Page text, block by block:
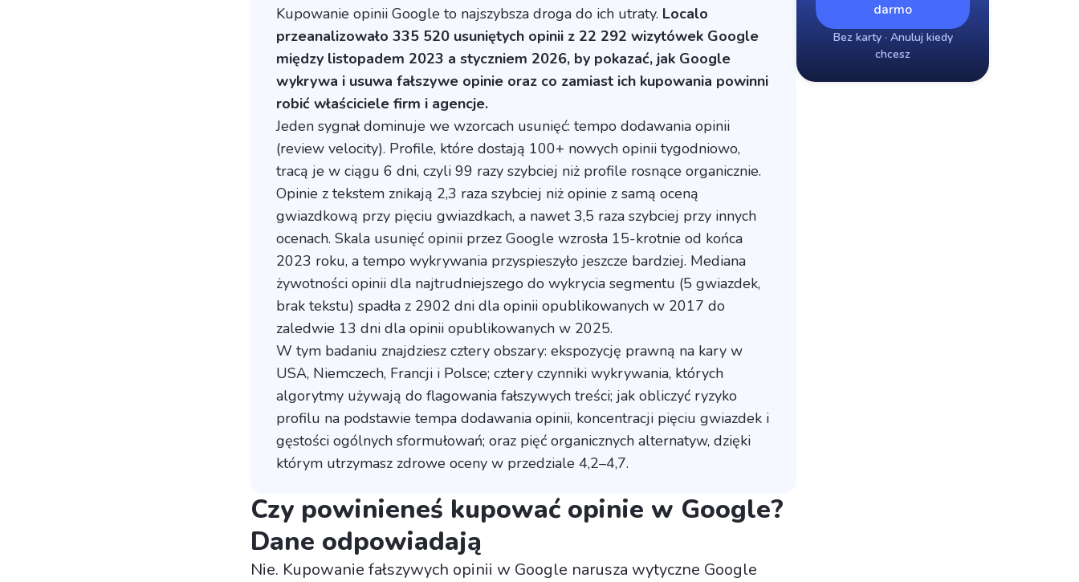
Kupowanie opinii Google to najszybsza droga do ich utraty. Localo
przeanalizowało 335 520 usuniętych opinii z 22 292 wizytówek Google
między listopadem 2023 a styczniem 2026, by pokazać, jak Google
wykrywa i usuwa fałszywe opinie oraz co zamiast ich kupowania powinni
robić właściciele firm i agencje.
Jeden sygnał dominuje we wzorcach usunięć: tempo dodawania opinii
(review velocity). Profile, które dostają 100+ nowych opinii tygodniowo,
tracą je w ciągu 6 dni, czyli 99 razy szybciej niż profile rosnące organicznie.
Opinie z tekstem znikają 2,3 raza szybciej niż opinie z samą oceną
gwiazdkową przy pięciu gwiazdkach, a nawet 3,5 raza szybciej przy innych
ocenach. Skala usunięć opinii przez Google wzrosła 15-krotnie od końca
2023 roku, a tempo wykrywania przyspieszyło jeszcze bardziej. Mediana
żywotności opinii dla najtrudniejszego do wykrycia segmentu (5 gwiazdek,
brak tekstu) spadła z 2902 dni dla opinii opublikowanych w 2017 do
zaledwie 13 dni dla opinii opublikowanych w 2025.
W tym badaniu znajdziesz cztery obszary: ekspozycję prawną na kary w
USA, Niemczech, Francji i Polsce; cztery czynniki wykrywania, których
algorytmy używają do flagowania fałszywych treści; jak obliczyć ryzyko
profilu na podstawie tempa dodawania opinii, koncentracji pięciu gwiazdek i
gęstości ogólnych sformułowań; oraz pięć organicznych alternatyw, dzięki
którym utrzymasz zdrowe oceny w przedziale 4,2–4,7.
Czy powinieneś kupować opinie w Google?
Dane odpowiadają
Nie. Kupowanie fałszywych opinii w Google narusza wytyczne Google
darmo
Bez karty · Anuluj kiedy
chcesz